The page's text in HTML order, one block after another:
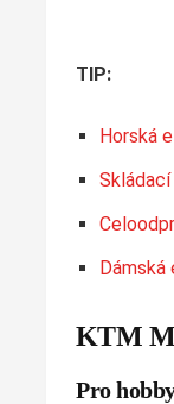
TIP:
Horská
KTM
Pro